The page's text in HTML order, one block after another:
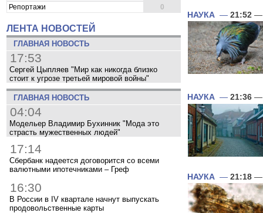
Репортажи
0
ЛЕНТА НОВОСТЕЙ
ГЛАВНАЯ НОВОСТЬ
17:53
Сергей Цыпляев "Мир как никогда близко
стоит к угрозе третьей мировой войны"
ГЛАВНАЯ НОВОСТЬ
04:04
Модельер Владимир Бухинник "Мода это
страсть мужественных людей"
17:14
Сбербанк надеется договорится со всеми
валютными ипотечниками – Греф
16:30
В России в IV квартале начнут выпускать
продовольственные карты
НАУКА — 21:52 —
НАУКА — 21:36 —
НАУКА — 21:18 —